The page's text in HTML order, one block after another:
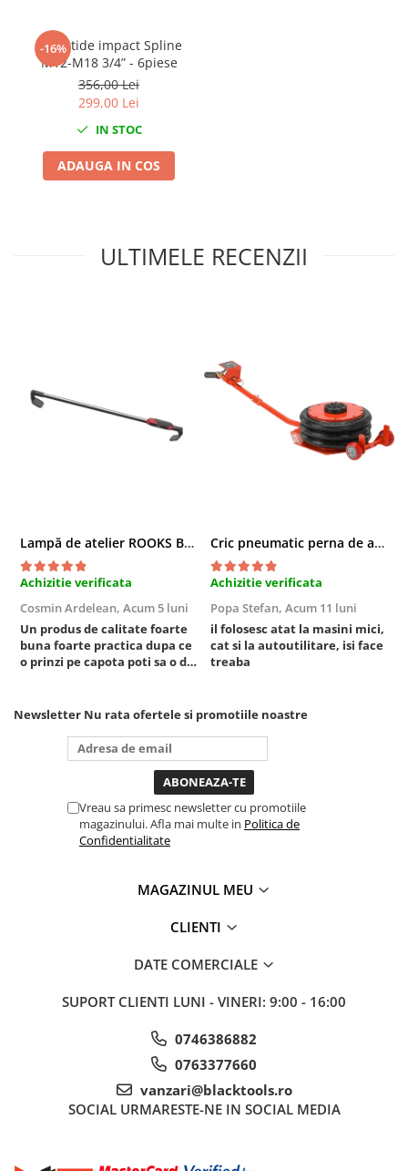
Renault
Rover
Universale
Scule Pneumatice
Filtre Pneumatice
Furtune Aer Comprimat
Scule pentru nituit si capsat
Slefuitoare Pneumatice
Scule speciale
Diagnoza si masurari
Injectoare
Motor
Sistem Vibro-Power
Sisteme de ridicare si sustinere
Capre Auto
Cricuri Hidraulice
Masini de dejantat roti
Piese de schimb
-16%
Set bitide impact Spline
M12-M18 3/4” - 6piese
356,00 Lei
299,00 Lei
IN STOC
ADAUGA IN COS
ULTIMELE RECENZII
Lampă de atelier ROOKS B2 HYBRID pentru capotă, 2000 lumeni, 5000 mAh
Achizitie verificata
Cosmin Ardelean, Acum 5 luni
Un produs de calitate foarte
buna foarte practica dupa ce
o prinzi pe capota poti sa o dai
puternica si de la baterie care
tine destul de mult dar daca o
bagi la priza nu mai ai treaba
toata ziua ,ce...
Cric pneumatic perna de aer cu inaltator 6T
Achizitie verificata
Popa Stefan, Acum 11 luni
il folosesc atat la masini mici,
cat si la autoutilitare, isi face
treaba
Newsletter Nu rata ofertele si promotiile noastre
Vreau sa primesc newsletter cu promotiile
magazinului. Afla mai multe in Politica de
Confidentialitate
MAGAZINUL MEU
CLIENTI
DATE COMERCIALE
SUPORT CLIENTI LUNI - VINERI: 9:00 - 16:00
0746386882
0763377660
vanzari@blacktools.ro
SOCIAL URMARESTE-NE IN SOCIAL MEDIA